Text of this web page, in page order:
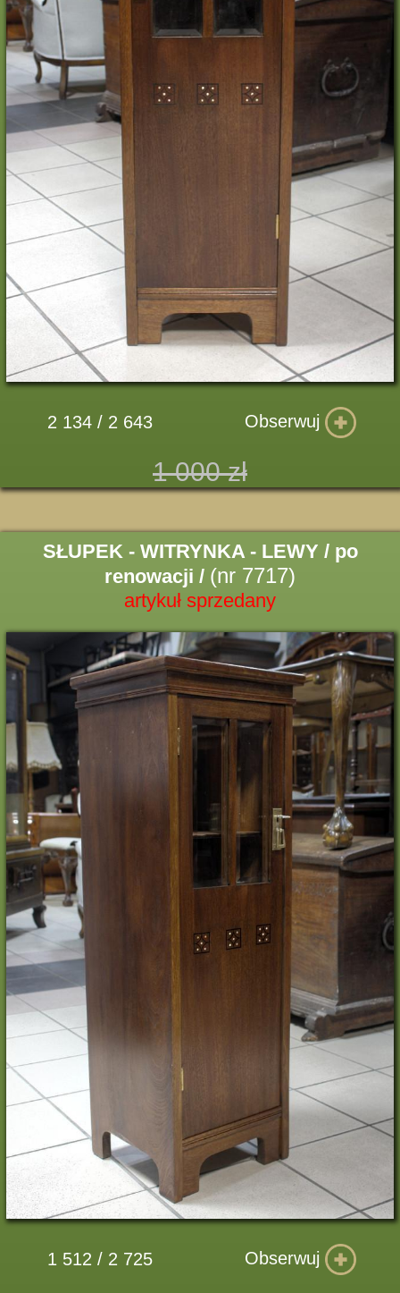
2 134 / 2 643 Obserwuj
1 000 zł
SŁUPEK - WITRYNKA - LEWY / po
renowacji / (nr 7717)
artykuł sprzedany
1 512 / 2 725 Obserwuj